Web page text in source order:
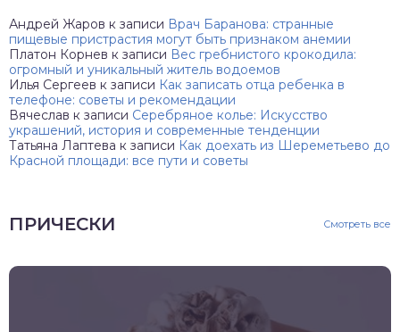
Андрей Жаров к записи Врач Баранова: странные
пищевые пристрастия могут быть признаком анемии
Платон Корнев к записи Вес гребнистого крокодила:
огромный и уникальный житель водоемов
Илья Сергеев к записи Как записать отца ребенка в
телефоне: советы и рекомендации
Вячеслав к записи Серебряное колье: Искусство
украшений, история и современные тенденции
Татьяна Лаптева к записи Как доехать из Шереметьево до
Красной площади: все пути и советы
ПРИЧЕСКИ Смотреть все